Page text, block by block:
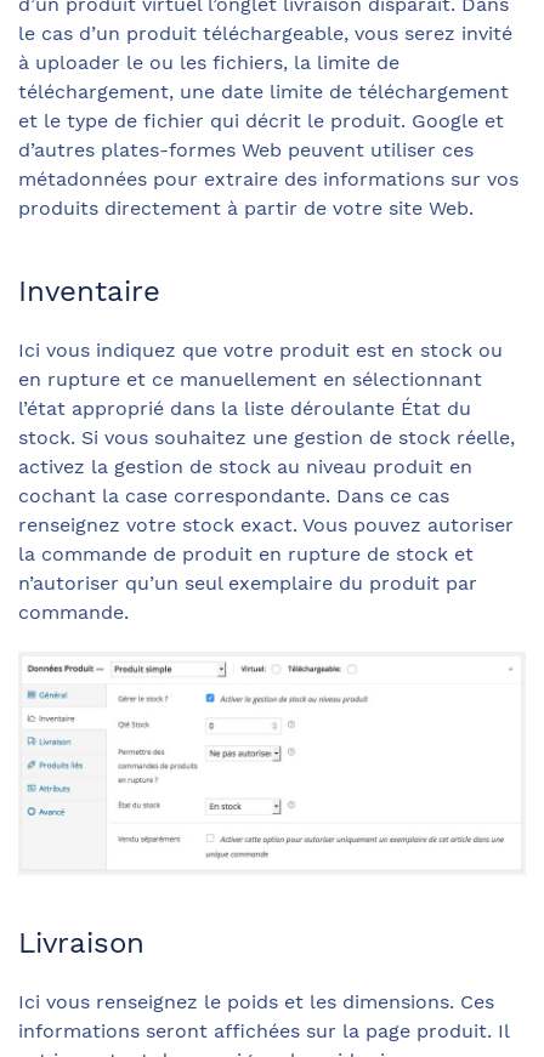
d’un produit virtuel l’onglet livraison disparait. Dans
le cas d’un produit téléchargeable, vous serez invité
à uploader le ou les fichiers, la limite de
téléchargement, une date limite de téléchargement
et le type de fichier qui décrit le produit. Google et
d’autres plates-formes Web peuvent utiliser ces
métadonnées pour extraire des informations sur vos
produits directement à partir de votre site Web.
Inventaire
Ici vous indiquez que votre produit est en stock ou
en rupture et ce manuellement en sélectionnant
l’état approprié dans la liste déroulante État du
stock. Si vous souhaitez une gestion de stock réelle,
activez la gestion de stock au niveau produit en
cochant la case correspondante. Dans ce cas
renseignez votre stock exact. Vous pouvez autoriser
la commande de produit en rupture de stock et
n’autoriser qu’un seul exemplaire du produit par
commande.
Livraison
Ici vous renseignez le poids et les dimensions. Ces
informations seront affichées sur la page produit. Il